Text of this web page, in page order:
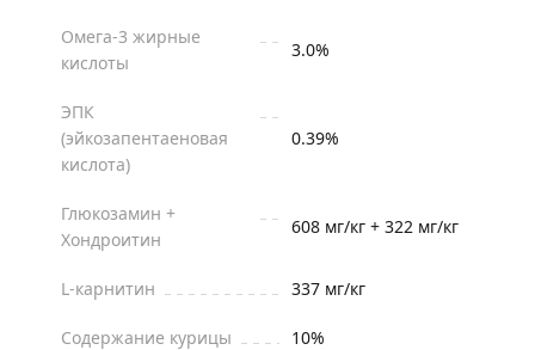
Омега-3 жирные
кислоты
3.0%
ЭПК
(эйкозапентаеновая
кислота)
0.39%
Глюкозамин +
Хондроитин
608 мг/кг + 322 мг/кг
L-карнитин 337 мг/кг
Содержание курицы 10%